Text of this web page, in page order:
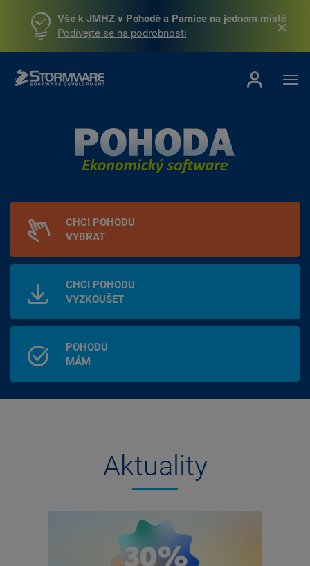
Vše k JMHZ v Pohodě a Pamice na jednom místě
Podívejte se na podrobnosti
CHCI POHODU
VYBRAT
CHCI POHODU
VYZKOUŠET
POHODU
MÁM
Aktuality